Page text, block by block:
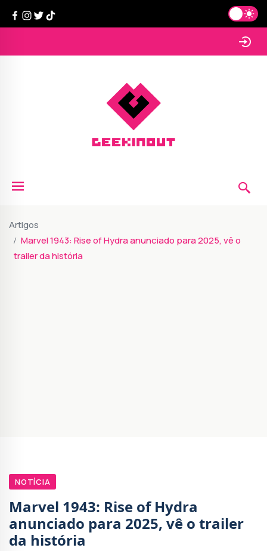
Artigos
Marvel 1943: Rise of Hydra anunciado para 2025, vê o
trailer da história
NOTÍCIA
Marvel 1943: Rise of Hydra
anunciado para 2025, vê o trailer
da história